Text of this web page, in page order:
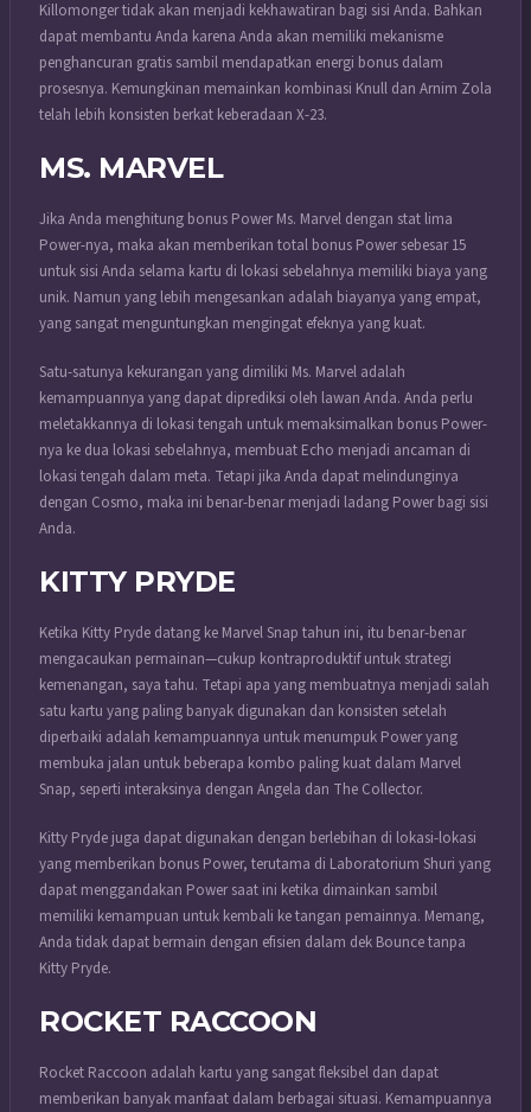
Killomonger tidak akan menjadi kekhawatiran bagi sisi Anda. Bahkan
dapat membantu Anda karena Anda akan memiliki mekanisme
penghancuran gratis sambil mendapatkan energi bonus dalam
prosesnya. Kemungkinan memainkan kombinasi Knull dan Arnim Zola
telah lebih konsisten berkat keberadaan X-23.
MS. MARVEL
Jika Anda menghitung bonus Power Ms. Marvel dengan stat lima
Power-nya, maka akan memberikan total bonus Power sebesar 15
untuk sisi Anda selama kartu di lokasi sebelahnya memiliki biaya yang
unik. Namun yang lebih mengesankan adalah biayanya yang empat,
yang sangat menguntungkan mengingat efeknya yang kuat.
Satu-satunya kekurangan yang dimiliki Ms. Marvel adalah
kemampuannya yang dapat diprediksi oleh lawan Anda. Anda perlu
meletakkannya di lokasi tengah untuk memaksimalkan bonus Power-
nya ke dua lokasi sebelahnya, membuat Echo menjadi ancaman di
lokasi tengah dalam meta. Tetapi jika Anda dapat melindunginya
dengan Cosmo, maka ini benar-benar menjadi ladang Power bagi sisi
Anda.
KITTY PRYDE
Ketika Kitty Pryde datang ke Marvel Snap tahun ini, itu benar-benar
mengacaukan permainan—cukup kontraproduktif untuk strategi
kemenangan, saya tahu. Tetapi apa yang membuatnya menjadi salah
satu kartu yang paling banyak digunakan dan konsisten setelah
diperbaiki adalah kemampuannya untuk menumpuk Power yang
membuka jalan untuk beberapa kombo paling kuat dalam Marvel
Snap, seperti interaksinya dengan Angela dan The Collector.
Kitty Pryde juga dapat digunakan dengan berlebihan di lokasi-lokasi
yang memberikan bonus Power, terutama di Laboratorium Shuri yang
dapat menggandakan Power saat ini ketika dimainkan sambil
memiliki kemampuan untuk kembali ke tangan pemainnya. Memang,
Anda tidak dapat bermain dengan efisien dalam dek Bounce tanpa
Kitty Pryde.
ROCKET RACCOON
Rocket Raccoon adalah kartu yang sangat fleksibel dan dapat
memberikan banyak manfaat dalam berbagai situasi. Kemampuannya